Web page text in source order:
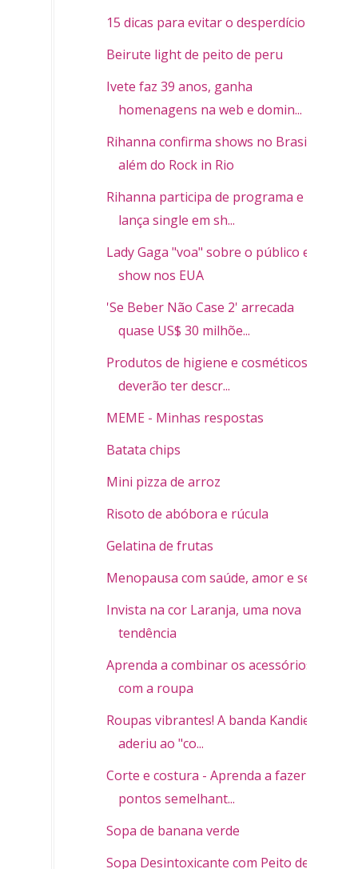
15 dicas para evitar o desperdício
Beirute light de peito de peru
Ivete faz 39 anos, ganha
homenagens na web e domin...
Rihanna confirma shows no Brasil
além do Rock in Rio
Rihanna participa de programa e
lança single em sh...
Lady Gaga "voa" sobre o público em
show nos EUA
'Se Beber Não Case 2' arrecada
quase US$ 30 milhõe...
Produtos de higiene e cosméticos
deverão ter descr...
MEME - Minhas respostas
Batata chips
Mini pizza de arroz
Risoto de abóbora e rúcula
Gelatina de frutas
Menopausa com saúde, amor e sexo
Invista na cor Laranja, uma nova
tendência
Aprenda a combinar os acessórios
com a roupa
Roupas vibrantes! A banda Kandies já
aderiu ao "co...
Corte e costura - Aprenda a fazer
pontos semelhant...
Sopa de banana verde
Sopa Desintoxicante com Peito de